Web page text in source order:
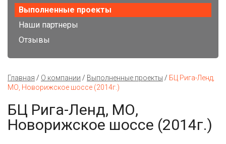
Выполненные проекты
Наши партнеры
Отзывы
Главная / О компании / Выполненные проекты / БЦ Рига-Ленд,
МО, Новорижское шоссе (2014г.)
БЦ Рига-Ленд, МО,
Новорижское шоссе (2014г.)